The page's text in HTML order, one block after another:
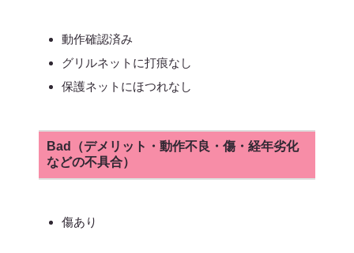
動作確認済み
グリルネットに打痕なし
保護ネットにほつれなし
Bad（デメリット・動作不良・傷・経年劣化
などの不具合）
傷あり